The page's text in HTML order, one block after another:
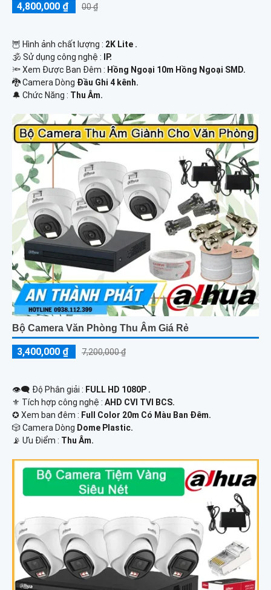
4,800,000 ₫ 00 ₫
🦉 Hình ảnh chất lượng : 2K Lite .
🕉️ Sử dụng công nghệ :
IP.
🔦 Xem Được Ban Đêm : Hồng Ngoại 10m Hồng Ngoại SMD.
🐉️ Camera Dòng Đầu Ghi 4 kênh.
️🔔 Chức Năng : Thu Âm.
Bộ Camera Văn Phòng Thu Âm Giá Rẻ
3,400,000 ₫ 7,200,000 ₫
👁️‍🗨 Độ Phân giải : FULL HD 1080P .
⚜️ Tích hợp công nghệ : AHD CVI TVI BCS.
✪ Xem ban đêm : Full Color 20m Có Màu Ban Ðêm.
🎲 Camera Dòng Dome Plastic.
️📡 Ưu Điểm : Thu Âm.